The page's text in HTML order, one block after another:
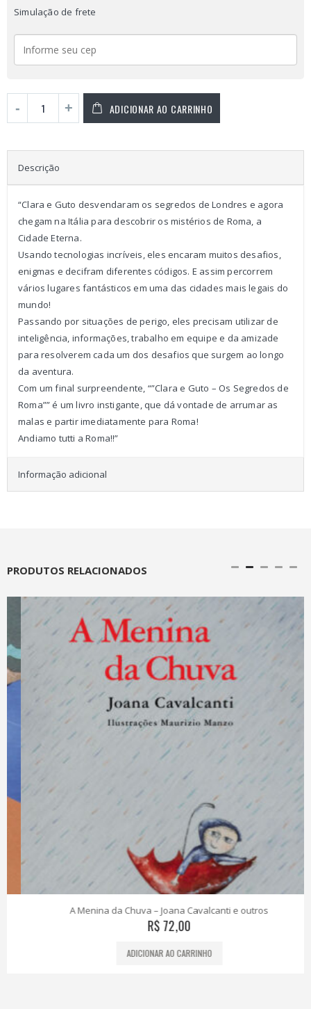
Simulação de frete
ADICIONAR AO CARRINHO
Descrição
“Clara e Guto desvendaram os segredos de Londres e agora
chegam na Itália para descobrir os mistérios de Roma, a
Cidade Eterna.
Usando tecnologias incríveis, eles encaram muitos desafios,
enigmas e decifram diferentes códigos. E assim percorrem
vários lugares fantásticos em uma das cidades mais legais do
mundo!
Passando por situações de perigo, eles precisam utilizar de
inteligência, informações, trabalho em equipe e da amizade
para resolverem cada um dos desafios que surgem ao longo
da aventura.
Com um final surpreendente, “”Clara e Guto – Os Segredos de
Roma”” é um livro instigante, que dá vontade de arrumar as
malas e partir imediatamente para Roma!
Andiamo tutti a Roma!!”
Informação adicional
PRODUTOS RELACIONADOS
A Menina da Chuva – Joana Cavalcanti e outros
72,00
ADICIONAR AO CARRINHO